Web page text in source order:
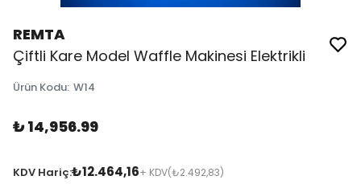
REMTA
Çiftli Kare Model Waffle Makinesi Elektrikli
Ürün Kodu: W14
₺ 14,956.99
KDV Hariç:₺12.464,16+ KDV(₺2.492,83)